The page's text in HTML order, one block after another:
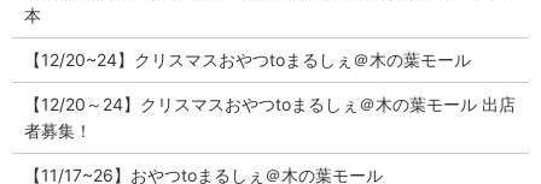
本
【12/20~24】クリスマスおやつtoまるしぇ＠木の葉モール
【12/20～24】クリスマスおやつtoまるしぇ＠木の葉モール 出店
者募集！
【11/17~26】おやつtoまるしぇ＠木の葉モール